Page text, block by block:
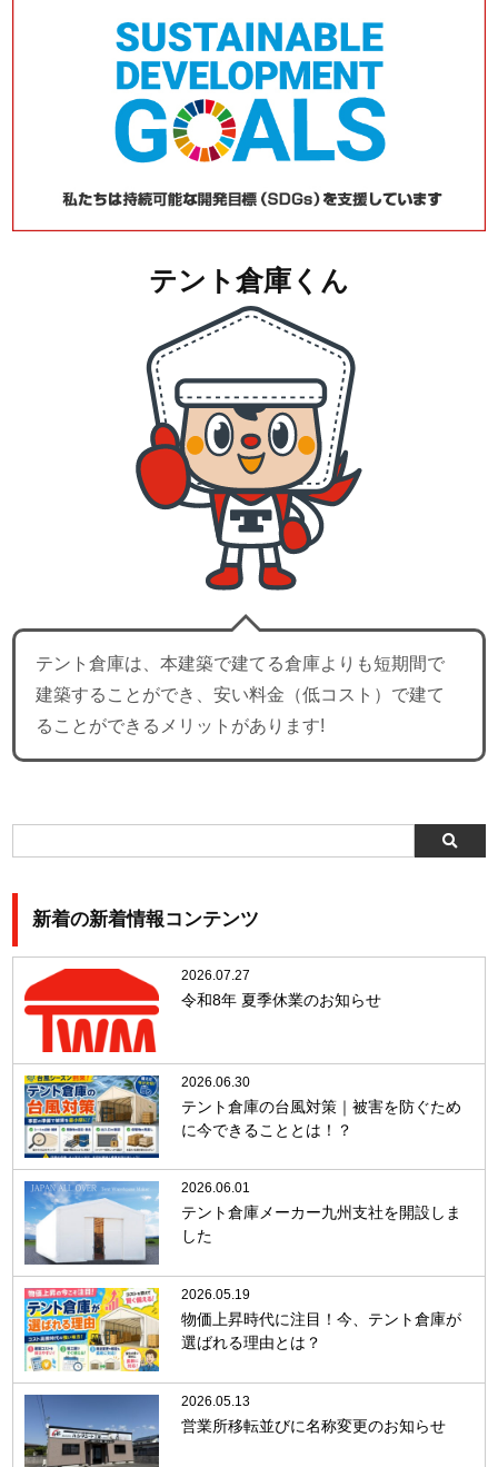
テント倉庫くん
テント倉庫は、本建築で建てる倉庫よりも短期間で
建築することができ、安い料金（低コスト）で建て
ることができるメリットがあります!
新着の新着情報コンテンツ
2026.07.27
令和8年 夏季休業のお知らせ
2026.06.30
テント倉庫の台風対策｜被害を防ぐため
に今できることとは！？
2026.06.01
テント倉庫メーカー九州支社を開設しま
した
2026.05.19
物価上昇時代に注目！今、テント倉庫が
選ばれる理由とは？
2026.05.13
営業所移転並びに名称変更のお知らせ